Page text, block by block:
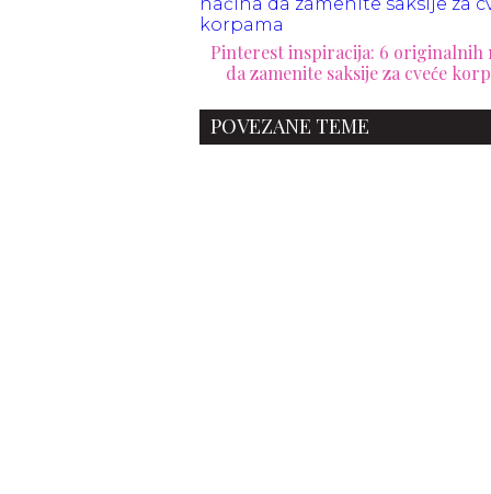
Pinterest inspiracija: 6 originalnih
da zamenite saksije za cveće
POVEZANE TEME